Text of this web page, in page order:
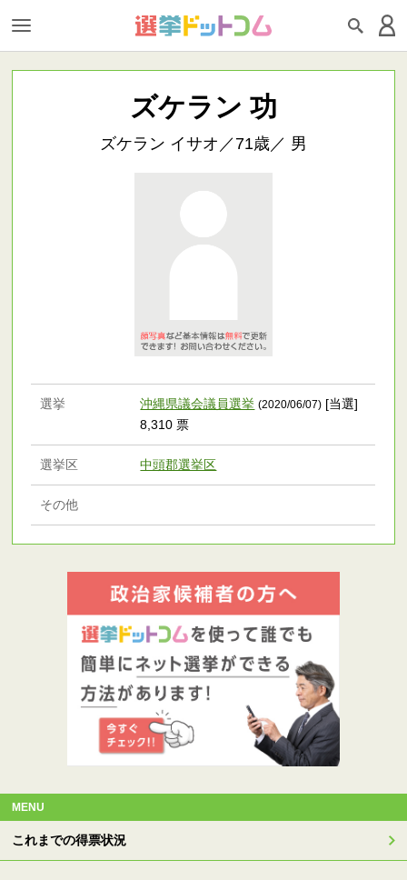
ズケラン 功
ズケラン イサオ／71歳／ 男
選挙 沖縄県議会議員選挙 (2020/06/07) [当選]
8,310 票
選挙区 中頭郡選挙区
その他
MENU
これまでの得票状況